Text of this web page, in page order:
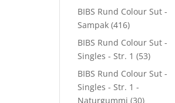
BIBS Rund Colour Sut -
Sampak (416)
BIBS Rund Colour Sut -
Singles - Str. 1 (53)
BIBS Rund Colour Sut -
Singles - Str. 1 -
Naturgummi (30)